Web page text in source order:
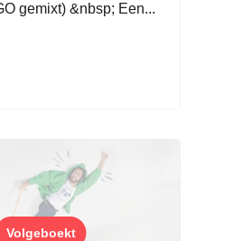
gemixt) &nbsp; Een...
Volgeboekt